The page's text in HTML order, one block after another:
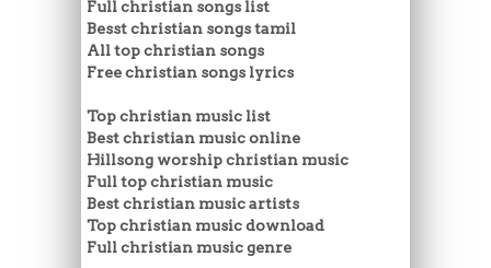
Full christian songs list
Besst christian songs tamil
All top christian songs
Free christian songs lyrics
Top christian music list
Best christian music online
Hillsong worship christian music
Full top christian music
Best christian music artists
Top christian music download
Full christian music genre